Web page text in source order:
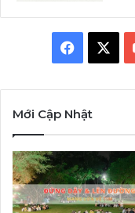
c
b
o
Mới Cập Nhật